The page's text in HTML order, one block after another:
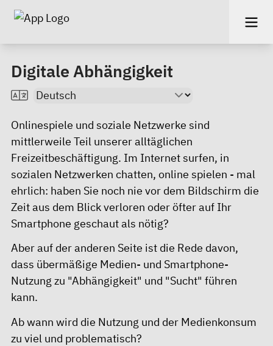
Digitale Abhängigkeit
Onlinespiele und soziale Netzwerke sind
mittlerweile Teil unserer alltäglichen
Freizeitbeschäftigung. Im Internet surfen, in
sozialen Netzwerken chatten, online spielen - mal
ehrlich: haben Sie noch nie vor dem Bildschirm die
Zeit aus dem Blick verloren oder öfter auf Ihr
Smartphone geschaut als nötig?
Aber auf der anderen Seite ist die Rede davon,
dass übermäßige Medien- und Smartphone-
Nutzung zu "Abhängigkeit" und "Sucht" führen
kann.
Ab wann wird die Nutzung und der Medienkonsum
zu viel und problematisch?